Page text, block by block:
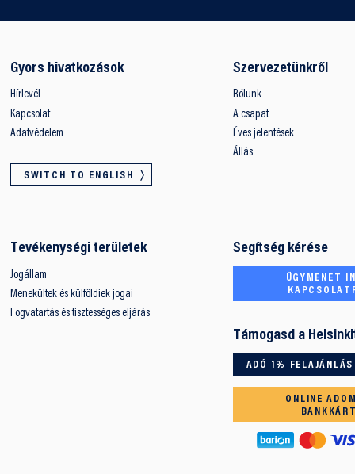
Gyors hivatkozások
Hírlevél
Kapcsolat
Adatvédelem
SWITCH TO ENGLISH
Szervezetünkről
Rólunk
A csapat
Éves jelentések
Állás
Tevékenységi területek
Jogállam
Menekültek és külföldiek jogai
Fogvatartás és tisztességes eljárás
Segítség kérése
ÜGYMENET
Támogasd a
ADÓ 1% FELAJÁNLÁS
ONLINE